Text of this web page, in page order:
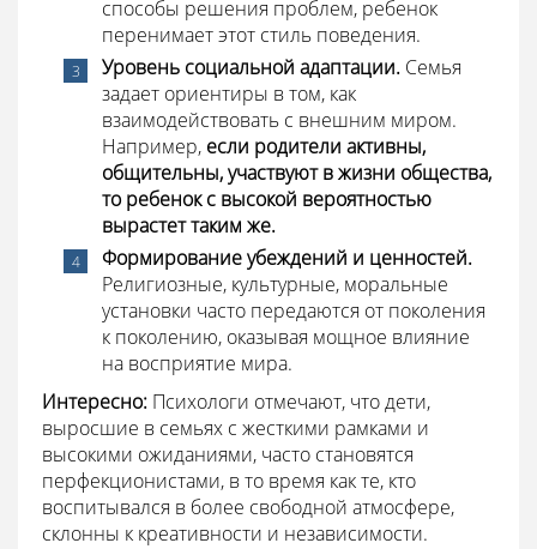
способы решения проблем, ребенок
перенимает этот стиль поведения.
Уровень социальной адаптации. Семья
задает ориентиры в том, как
взаимодействовать с внешним миром.
Например, если родители активны,
общительны, участвуют в жизни общества,
то ребенок с высокой вероятностью
вырастет таким же.
Формирование убеждений и ценностей.
Религиозные, культурные, моральные
установки часто передаются от поколения
к поколению, оказывая мощное влияние
на восприятие мира.
Интересно: Психологи отмечают, что дети,
выросшие в семьях с жесткими рамками и
высокими ожиданиями, часто становятся
перфекционистами, в то время как те, кто
воспитывался в более свободной атмосфере,
склонны к креативности и независимости.